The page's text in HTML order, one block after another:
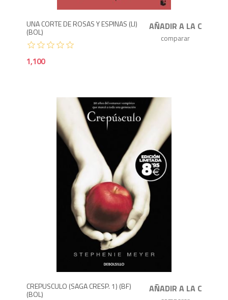
UNA CORTE DE ROSAS Y ESPINAS (LI)
(BOL)
1,100
CREPUSCULO (SAGA CRESP. 1) (BF)
(BOL)